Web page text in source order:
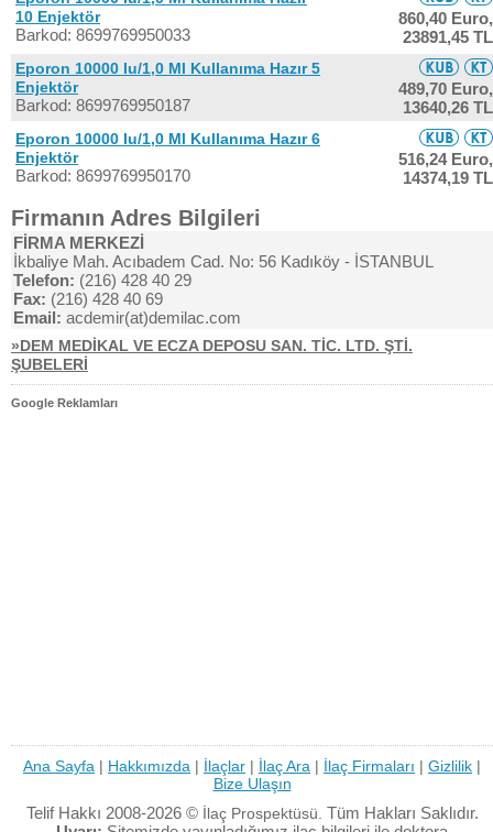
10 Enjektör
Barkod: 8699769950033
860,40 Euro,
23891,45 TL
Eporon 10000 Iu/1,0 Ml Kullanıma Hazır 5
Enjektör
Barkod: 8699769950187
489,70 Euro,
13640,26 TL
Eporon 10000 Iu/1,0 Ml Kullanıma Hazır 6
Enjektör
Barkod: 8699769950170
516,24 Euro,
14374,19 TL
Firmanın Adres Bilgileri
FİRMA MERKEZİ
İkbaliye Mah. Acıbadem Cad. No: 56 Kadıköy - İSTANBUL
Telefon: (216) 428 40 29
Fax: (216) 428 40 69
Email: acdemir(at)demilac.com
»DEM MEDİKAL VE ECZA DEPOSU SAN. TİC. LTD. ŞTİ.
ŞUBELERİ
Google Reklamları
Ana Sayfa | Hakkımızda | İlaçlar | İlaç Ara | İlaç Firmaları | Gizlilik |
Bize Ulaşın
Telif Hakkı 2008-2026 © İlaç Prospektüsü. Tüm Hakları Saklıdır.